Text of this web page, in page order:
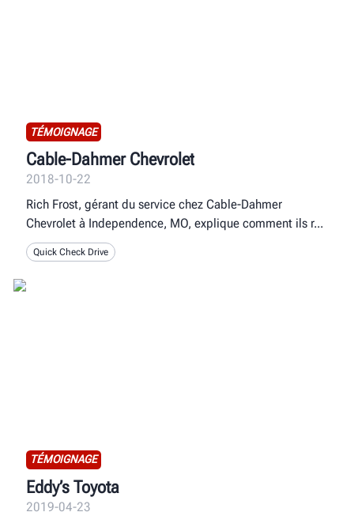
TÉMOIGNAGE
Cable-Dahmer Chevrolet
2018-10-22
Rich Frost, gérant du service chez Cable-Dahmer
Chevrolet à Independence, MO, explique comment ils r
Quick Check Drive
TÉMOIGNAGE
Eddy’s Toyota
2019-04-23